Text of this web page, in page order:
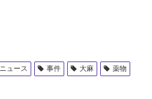
ニュース 事件 大麻
薬物